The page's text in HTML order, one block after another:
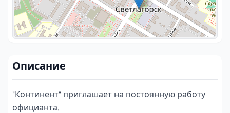
Описание
"Континент" приглашает на постоянную работу
официанта.